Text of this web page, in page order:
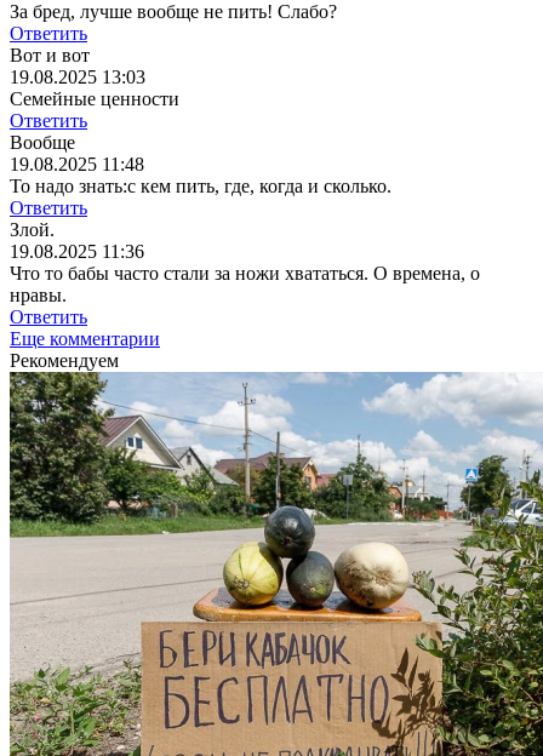
За бред, лучше вообще не пить! Слабо?
Ответить
Вот и вот
19.08.2025 13:03
Семейные ценности
Ответить
Вообще
19.08.2025 11:48
То надо знать:с кем пить, где, когда и сколько.
Ответить
Злой.
19.08.2025 11:36
Что то бабы часто стали за ножи хвататься. О времена, о
нравы.
Ответить
Еще комментарии
Рекомендуем